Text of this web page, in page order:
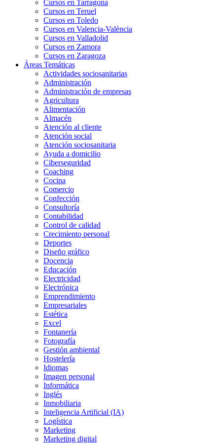
Cursos en Tarragona
Cursos en Teruel
Cursos en Toledo
Cursos en Valencia-València
Cursos en Valladolid
Cursos en Zamora
Cursos en Zaragoza
Áreas Temáticas
Actividades sociosanitarias
Administración
Administración de empresas
Agricultura
Alimentación
Almacén
Atención al cliente
Atención social
Atención sociosanitaria
Ayuda a domicilio
Ciberseguridad
Coaching
Cocina
Comercio
Confección
Consultoría
Contabilidad
Control de calidad
Crecimiento personal
Deportes
Diseño gráfico
Docencia
Educación
Electricidad
Electrónica
Emprendimiento
Empresariales
Estética
Excel
Fontanería
Fotografía
Gestión ambiental
Hostelería
Idiomas
Imagen personal
Informática
Inglés
Inmobiliaria
Inteligencia Artificial (IA)
Logística
Marketing
Marketing digital